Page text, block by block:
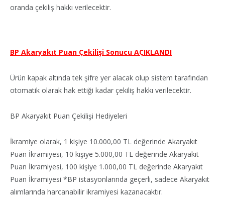
oranda çekiliş hakkı verilecektir.
BP Akaryakıt Puan Çekilişi Sonucu AÇIKLANDI
Ürün kapak altında tek şifre yer alacak olup sistem tarafından
otomatik olarak hak ettiği kadar çekiliş hakkı verilecektir.
BP Akaryakıt Puan Çekilişi Hediyeleri
İkramiye olarak, 1 kişiye 10.000,00 TL değerinde Akaryakıt
Puan İkramiyesi, 10 kişiye 5.000,00 TL değerinde Akaryakıt
Puan İkramiyesi, 100 kişiye 1.000,00 TL değerinde Akaryakıt
Puan İkramiyesi *BP istasyonlarında geçerli, sadece Akaryakıt
alımlarında harcanabilir ikramiyesi kazanacaktır.